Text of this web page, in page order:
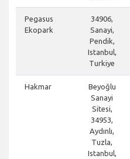
Pegasus
Ekopark
34906,
Sanayi,
Pendik,
Istanbul,
Turkiye
Hakmar
Beyoğlu
Sanayi
Sitesi,
34953,
Aydınlı,
Tuzla,
Istanbul,